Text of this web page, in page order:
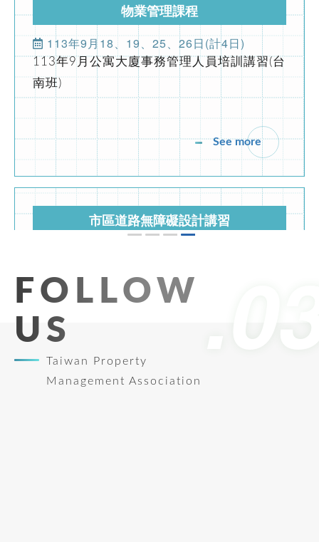
2023-09-02 協會公告
內政部委託辦理營造業工地主任220小時職能訓練(平日夜間視訊
2024-02-23 協會公告
防火管理人講習(初訓課程)
2021-09-23 期刊發佈
第196期台灣物業網報發刊囉
期刊發佈
物業管理課程
113年9月18、19、25、26日(計4日)
113年9月公寓大廈事務管理人員培訓講習(台
南班)
See more
市區道路無障礙設計講習
FOLLOW
US
Taiwan Property
Management Association